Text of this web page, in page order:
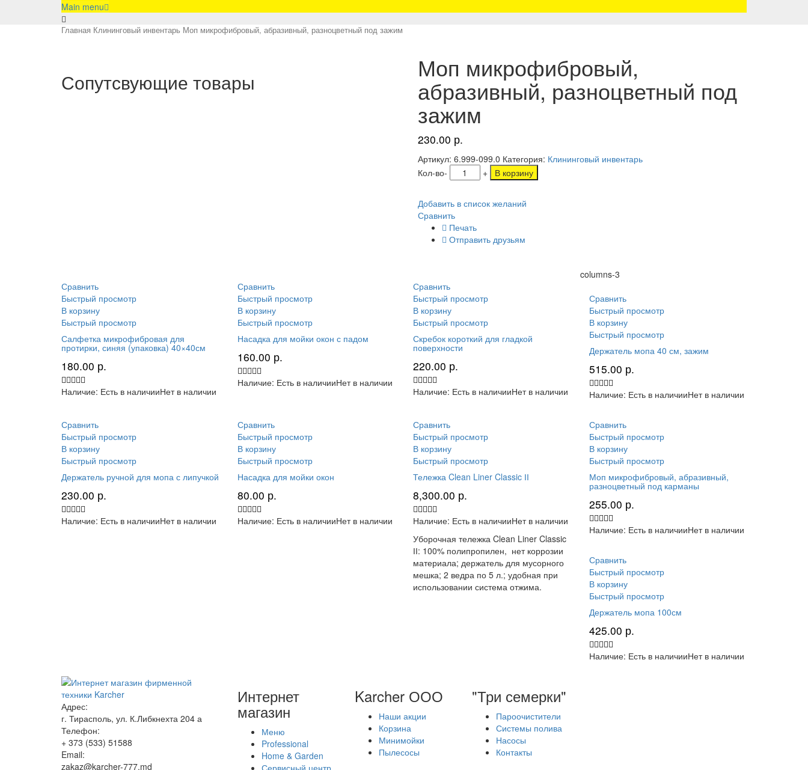
Main menu
Главная Клининговый инвентарь Моп микрофибровый, абразивный, разноцветный под зажим
Моп микрофибровый,
абразивный, разноцветный под
зажим
230.00 р.
Артикул: 6.999-099.0 Категория: Клининговый инвентарь
Кол-во- + В корзину
Добавить в список желаний
Сравнить
Печать
Отправить друзьям
Сопутсвующие товары
columns-3
Сравнить
Быстрый просмотр
В корзину
Быстрый просмотр
Салфетка микрофибровая для
протирки, синяя (упаковка) 40×40см
180.00 р.
Наличие: Есть в наличииНет в наличии
Сравнить
Быстрый просмотр
В корзину
Быстрый просмотр
Насадка для мойки окон с падом
160.00 р.
Наличие: Есть в наличииНет в наличии
Сравнить
Быстрый просмотр
В корзину
Быстрый просмотр
Скребок короткий для гладкой
поверхности
220.00 р.
Наличие: Есть в наличииНет в наличии
Сравнить
Быстрый просмотр
В корзину
Быстрый просмотр
Держатель мопа 40 см, зажим
515.00 р.
Наличие: Есть в наличииНет в наличии
Сравнить
Быстрый просмотр
В корзину
Быстрый просмотр
Держатель ручной для мопа с липучкой
230.00 р.
Наличие: Есть в наличииНет в наличии
Сравнить
Быстрый просмотр
В корзину
Быстрый просмотр
Насадка для мойки окон
80.00 р.
Наличие: Есть в наличииНет в наличии
Сравнить
Быстрый просмотр
В корзину
Быстрый просмотр
Тележка Clean Liner Classic ІІ
8,300.00 р.
Наличие: Есть в наличииНет в наличии
Уборочная тележка Clean Liner Classic
ІІ: 100% полипропилен, нет коррозии
материала; держатель для мусорного
мешка; 2 ведра по 5 л.; удобная при
использовании система отжима.
Сравнить
Быстрый просмотр
В корзину
Быстрый просмотр
Моп микрофибровый, абразивный,
разноцветный под карманы
255.00 р.
Наличие: Есть в наличииНет в наличии
Сравнить
Быстрый просмотр
В корзину
Быстрый просмотр
Держатель мопа 100см
425.00 р.
Наличие: Есть в наличииНет в наличии
Адрес:
г. Тирасполь, ул. К.Либкнехта 204 а
Телефон:
+ 373 (533) 51588
Email:
zakaz@karcher-777.md
Интернет
магазин
Меню
Professional
Home & Garden
Сервисный центр
Karcher ООО
Наши акции
Корзина
Минимойки
Пылесосы
"Три семерки"
Пароочистители
Системы полива
Насосы
Контакты